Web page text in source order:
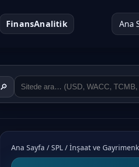
FinansAnalitik Ana
🔎
Ana Sayfa / SPL / İnşaat ve